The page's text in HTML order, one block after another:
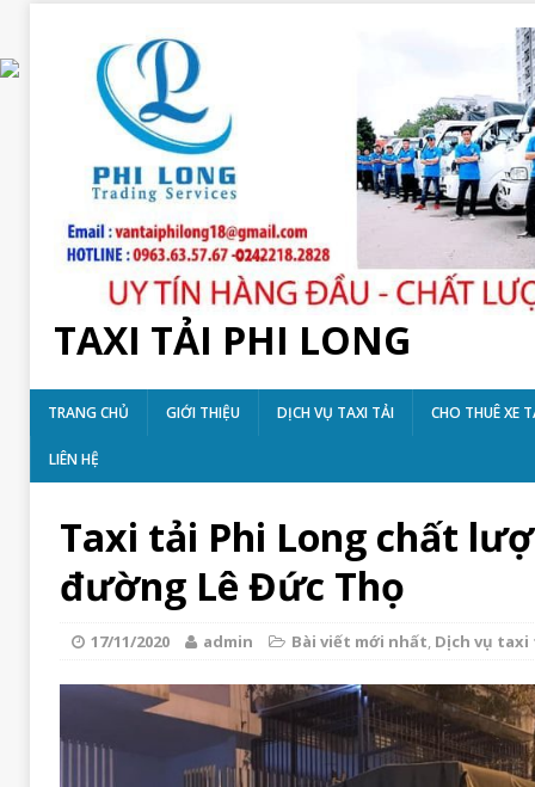
TAXI TẢI PHI LONG
TRANG CHỦ GIỚI THIỆU DỊCH VỤ TAXI TẢI CHO THUÊ XE
LIÊN HỆ
Taxi tải Phi Long chất
đường Lê Đức Thọ
17/11/2020 admin Bài viết mới nhất, Dịch vụ taxi